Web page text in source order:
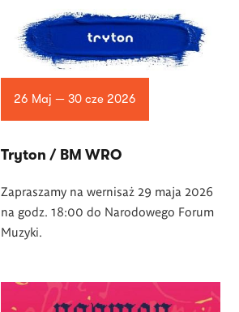
26 Maj — 30 cze 2026
Tryton / BM WRO
Zapraszamy na wernisaż 29 maja 2026
na godz. 18:00 do Narodowego Forum
Muzyki.